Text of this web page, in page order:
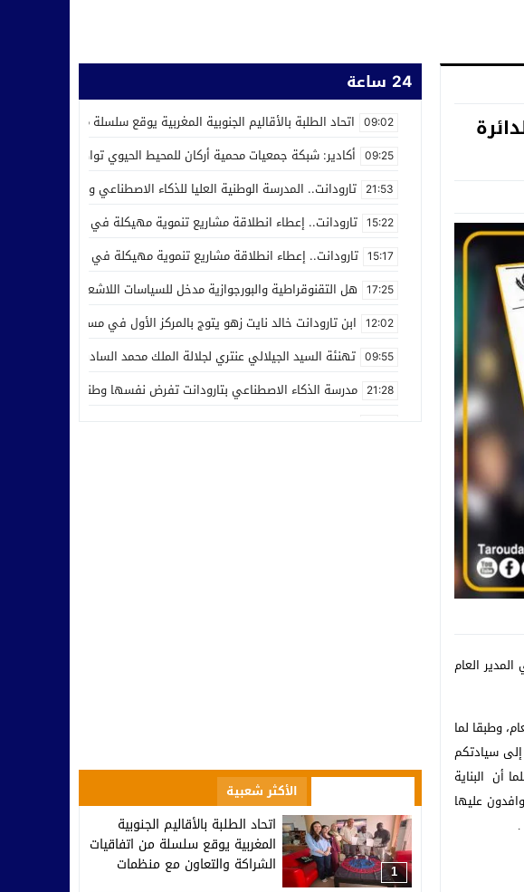
العام
وطبقا لما
إلى سيادتكم
أن البناية
عليها
.
24 ساعة
09:02 اتحاد الطلبة بالأقاليم الجنوبية المغربية يوقع سلسلة من اتفاقيات
09:25 أكادير: شبكة جمعيات محمية أركان للمحيط الحيوي تواصل عملها من أجل
21:53 تارودانت.. المدرسة الوطنية العليا للذكاء الاصطناعي وعلوم
15:22 تارودانت.. إعطاء انطلاقة مشاريع تنموية مهيكلة في إطار الاحتفال بالذكرى الـ27 لعيد
15:17 تارودانت.. إعطاء انطلاقة مشاريع تنموية مهيكلة في إطار الاحتفال بالذكرى الـ27 لعيد
17:25 هل التقنوقراطية والبورجوازية مدخل للسياسات اللاشعبية
12:02 ابن تارودانت خالد نايت زهو يتوج بالمركز الأول في مسابقة “Creative Cup” بالولايات المتحدة
09:55 تهنئة السيد الجيلالي عنتري لجلالة الملك محمد السادس بمناسبة عيد
21:28 مدرسة الذكاء الاصطناعي بتارودانت تفرض نفسها وطنيا.. أكثر من 32 ألف طلب للالتحاق بها
الأكثر شعبية
1
اتحاد الطلبة بالأقاليم الجنوبية
المغربية يوقع سلسلة من اتفاقيات
الشراكة والتعاون مع منظمات